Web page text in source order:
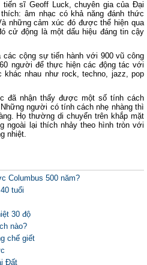
tiến sĩ Geoff Luck, chuyên gia của Đại
âm nhạc có khả năng đánh thức
những cảm xúc đó được thể hiện qua
cử động là một dấu hiệu đáng tin cậy
cộng sự tiến hành với 900 vũ công
người để thực hiện các động tác với
khác nhau như rock, techno, jazz, pop
đã nhận thấy được một số tính cách
người có tính cách nhẹ nhàng thì
Họ thường di chuyển trên khắp mặt
ngoài lại thích nhảy theo hình tròn với
nhiệt.
Columbus 500 năm?
tuổi
30 độ
nào?
chế giết
Đất